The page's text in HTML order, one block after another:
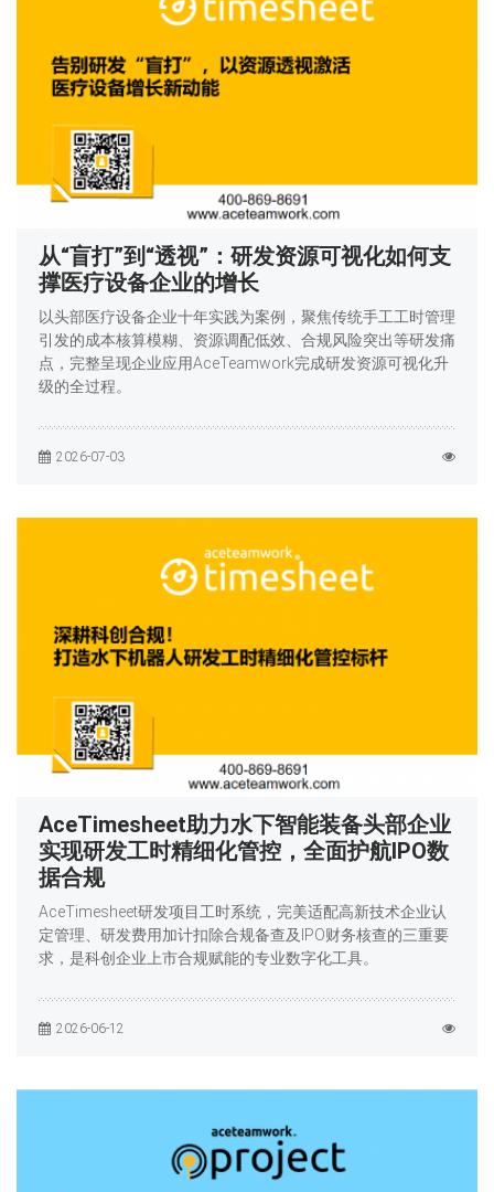
从“盲打”到“透视”：研发资源可视化如何支
撑医疗设备企业的增长
以头部医疗设备企业十年实践为案例，聚焦传统手工工时管理
引发的成本核算模糊、资源调配低效、合规风险突出等研发痛
点，完整呈现企业应用AceTeamwork完成研发资源可视化升
级的全过程。
2026-07-03
AceTimesheet助力水下智能装备头部企业
实现研发工时精细化管控，全面护航IPO数
据合规
AceTimesheet研发项目工时系统，完美适配高新技术企业认
定管理、研发费用加计扣除合规备查及IPO财务核查的三重要
求，是科创企业上市合规赋能的专业数字化工具。
2026-06-12